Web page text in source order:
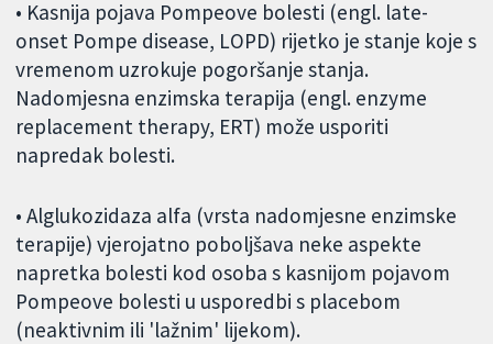
• Kasnija pojava Pompeove bolesti (engl. late-
onset Pompe disease, LOPD) rijetko je stanje koje s
vremenom uzrokuje pogoršanje stanja.
Nadomjesna enzimska terapija (engl. enzyme
replacement therapy, ERT) može usporiti
napredak bolesti.
• Alglukozidaza alfa (vrsta nadomjesne enzimske
terapije) vjerojatno poboljšava neke aspekte
napretka bolesti kod osoba s kasnijom pojavom
Pompeove bolesti u usporedbi s placebom
(neaktivnim ili 'lažnim' lijekom).